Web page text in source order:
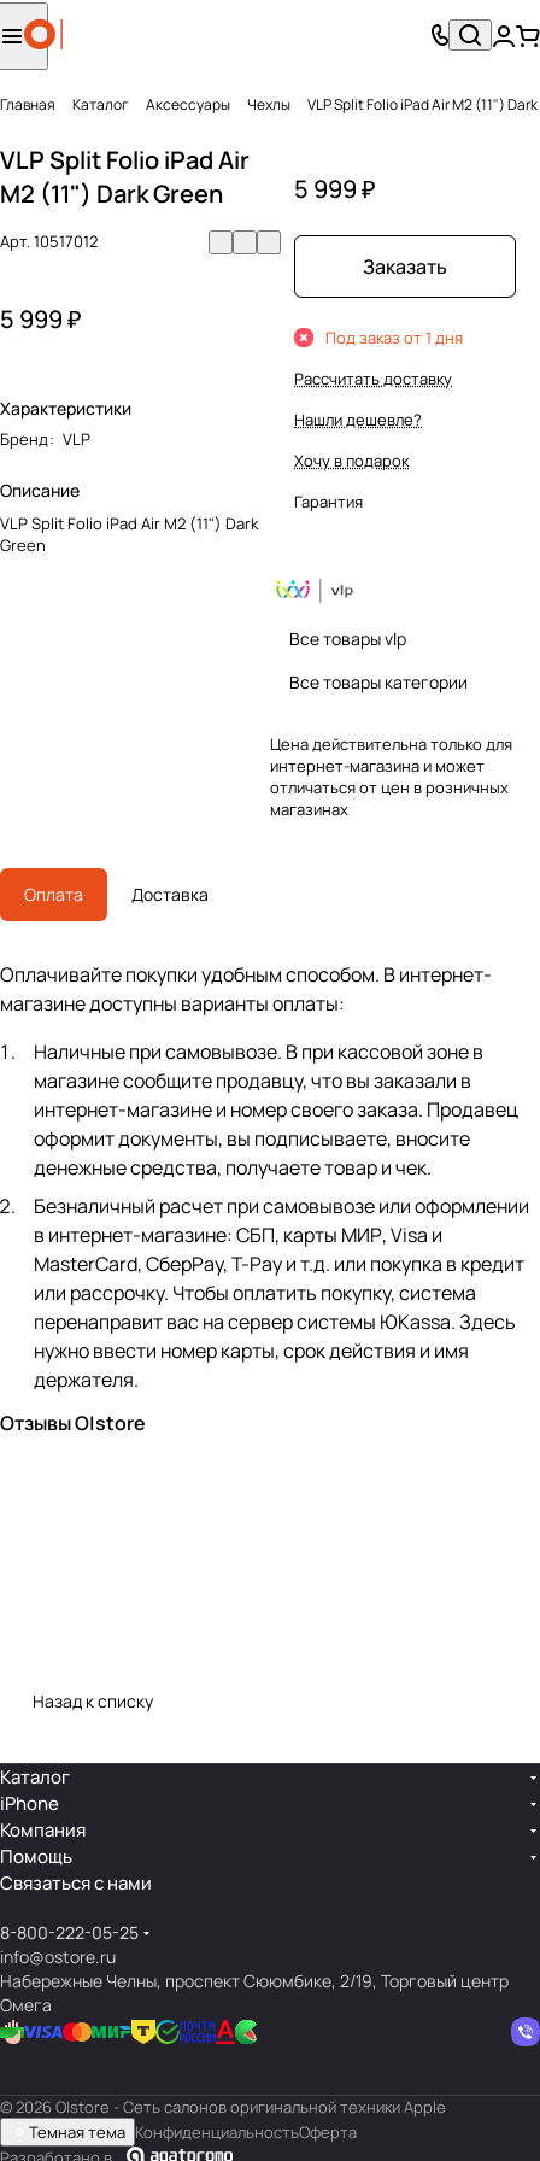
Главная Каталог Аксесcуары Чехлы VLP Split Folio iPad Air M2 (11")
VLP Split Folio iPad Air
M2 (11") Dark Green
Арт.10517012
5 999 ₽
Характеристики
Бренд: VLP
Описание
VLP Split Folio iPad Air M2 (11") Dark
Green
5 999 ₽
Заказать
Под заказ от 1 дня
Рассчитать доставку
Нашли дешевле?
Хочу в подарок
Гарантия
Все товары vlp
Все товары категории
Цена действительна только для
интернет-магазина и может
отличаться от цен в розничных
магазинах
Оплата Доставка
Оплачивайте покупки удобным способом. В интернет-
магазине доступны варианты оплаты:
Наличные при самовывозе. В при кассовой зоне в
магазине сообщите продавцу, что вы заказали в
интернет-магазине и номер своего заказа. Продавец
оформит документы, вы подписываете, вносите
денежные средства, получаете товар и чек.
Безналичный расчет при самовывозе или оформлении
в интернет-магазине: СБП, карты МИР, Visa и
MasterCard, СберPay, Т-Pay и т.д. или покупка в кредит
или рассрочку. Чтобы оплатить покупку, система
перенаправит вас на сервер системы ЮKassa. Здесь
нужно ввести номер карты, срок действия и имя
держателя.
Отзывы O|store
Назад к списку
Каталог
iPhone
Компания
Помощь
Связаться с нами
8-800-222-05-25
info@ostore.ru
Набережные Челны, проспект Сююмбике, 2/19, Торговый центр
Омега
© 2026 O|store - Сеть салонов оригинальной техники Apple
Темная тема КонфиденциальностьОферта